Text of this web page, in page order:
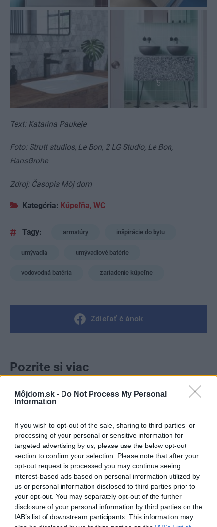
Môjdom.sk - Do Not Process My Personal
Information
If you wish to opt-out of the sale, sharing to third parties, or
processing of your personal or sensitive information for
targeted advertising by us, please use the below opt-out
section to confirm your selection. Please note that after your
opt-out request is processed you may continue seeing
interest-based ads based on personal information utilized by
us or personal information disclosed to third parties prior to
your opt-out. You may separately opt-out of the further
disclosure of your personal information by third parties on the
IAB’s list of downstream participants. This information may
5
Text: Katarína Paukeje
Foto: Strutt studios, Le Bon, 2 LG Studio, Le Bon,
HansGrohe
Zdroj: Časopis Môj dom
Kategória: Kúpeľňa, WC
Tagy: armatúry inšpirácie do bytu
umývadlá umývadlové batérie
vodovodná batéria zariadenie kúpeľne
Zdieľať článok
Pozrite si viac